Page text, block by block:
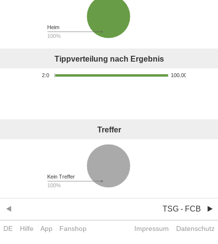
Heim
100%
Tippverteilung nach Ergebnis
2:0 100,00%
Treffer
Kein Treffer
100%
TSG - FCB
DE Hilfe App Fanshop Impressum Datenschutz